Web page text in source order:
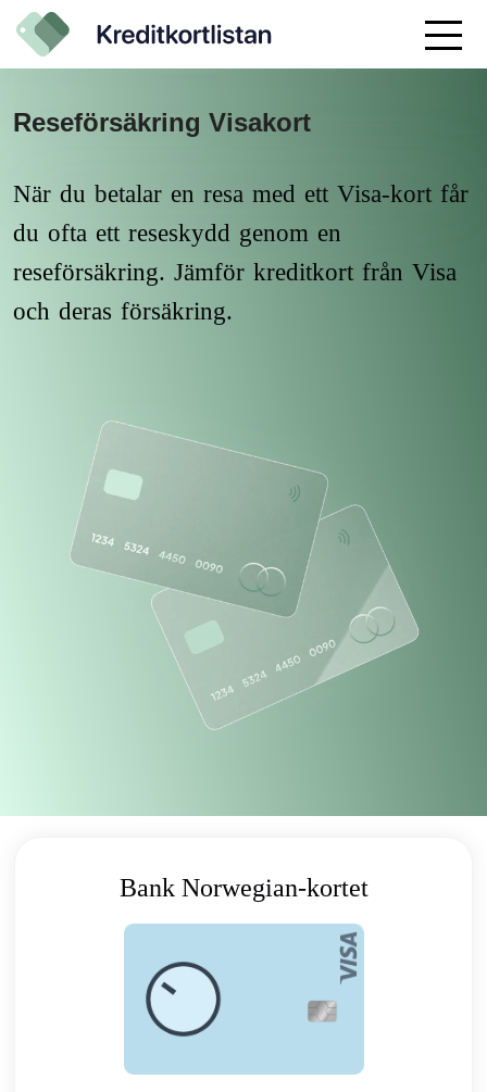
Reseförsäkring Visakort
När du betalar en resa med ett Visa-kort får
du ofta ett reseskydd genom en
reseförsäkring. Jämför kreditkort från Visa
och deras försäkring.
Bank Norwegian-kortet